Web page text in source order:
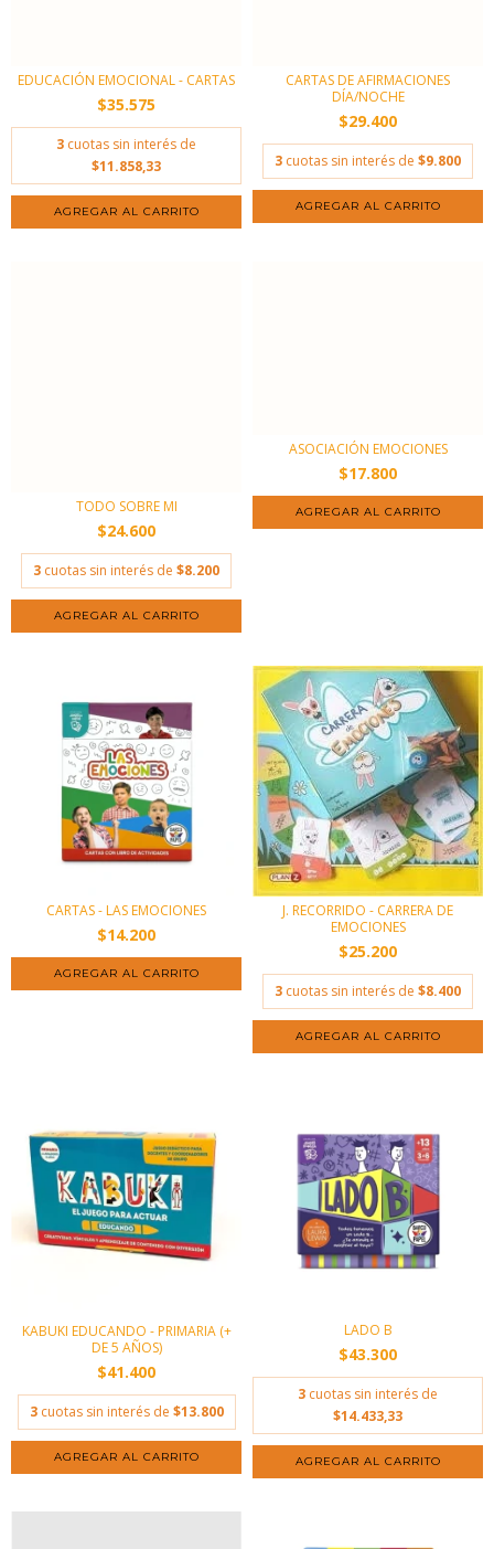
EDUCACIÓN EMOCIONAL - CARTAS
$35.575
3 cuotas sin interés de
$11.858,33
CARTAS DE AFIRMACIONES
DÍA/NOCHE
$29.400
3 cuotas sin interés de $9.800
TODO SOBRE MI
$24.600
3 cuotas sin interés de $8.200
ASOCIACIÓN EMOCIONES
$17.800
CARTAS - LAS EMOCIONES
$14.200
J. RECORRIDO - CARRERA DE
EMOCIONES
$25.200
3 cuotas sin interés de $8.400
KABUKI EDUCANDO - PRIMARIA (+
DE 5 AÑOS)
$41.400
3 cuotas sin interés de $13.800
LADO B
$43.300
3 cuotas sin interés de
$14.433,33